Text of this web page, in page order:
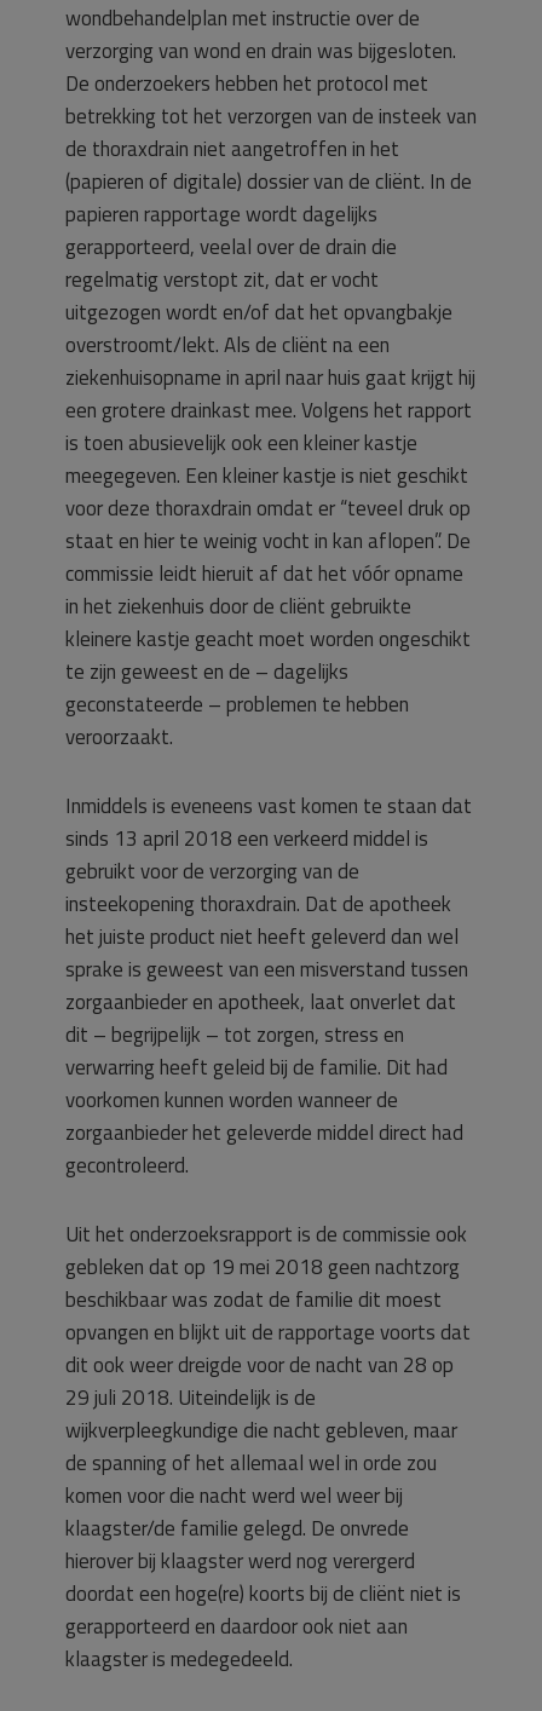
wondbehandelplan met instructie over de
verzorging van wond en drain was bijgesloten.
De onderzoekers hebben het protocol met
betrekking tot het verzorgen van de insteek van
de thoraxdrain niet aangetroffen in het
(papieren of digitale) dossier van de cliënt. In de
papieren rapportage wordt dagelijks
gerapporteerd, veelal over de drain die
regelmatig verstopt zit, dat er vocht
uitgezogen wordt en/of dat het opvangbakje
overstroomt/lekt. Als de cliënt na een
ziekenhuisopname in april naar huis gaat krijgt hij
een grotere drainkast mee. Volgens het rapport
is toen abusievelijk ook een kleiner kastje
meegegeven. Een kleiner kastje is niet geschikt
voor deze thoraxdrain omdat er “teveel druk op
staat en hier te weinig vocht in kan aflopen”. De
commissie leidt hieruit af dat het vóór opname
in het ziekenhuis door de cliënt gebruikte
kleinere kastje geacht moet worden ongeschikt
te zijn geweest en de – dagelijks
geconstateerde – problemen te hebben
veroorzaakt.
Inmiddels is eveneens vast komen te staan dat
sinds 13 april 2018 een verkeerd middel is
gebruikt voor de verzorging van de
insteekopening thoraxdrain. Dat de apotheek
het juiste product niet heeft geleverd dan wel
sprake is geweest van een misverstand tussen
zorgaanbieder en apotheek, laat onverlet dat
dit – begrijpelijk – tot zorgen, stress en
verwarring heeft geleid bij de familie. Dit had
voorkomen kunnen worden wanneer de
zorgaanbieder het geleverde middel direct had
gecontroleerd.
Uit het onderzoeksrapport is de commissie ook
gebleken dat op 19 mei 2018 geen nachtzorg
beschikbaar was zodat de familie dit moest
opvangen en blijkt uit de rapportage voorts dat
dit ook weer dreigde voor de nacht van 28 op
29 juli 2018. Uiteindelijk is de
wijkverpleegkundige die nacht gebleven, maar
de spanning of het allemaal wel in orde zou
komen voor die nacht werd wel weer bij
klaagster/de familie gelegd. De onvrede
hierover bij klaagster werd nog verergerd
doordat een hoge(re) koorts bij de cliënt niet is
gerapporteerd en daardoor ook niet aan
klaagster is medegedeeld.